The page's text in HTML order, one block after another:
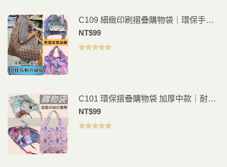
C109 細緻印刷摺疊購物袋｜環保手提
袋｜日常購物外出袋｜輕便耐用
NT$99
C101 環保摺疊購物袋 加厚中款｜耐用
防水材質好收納
NT$99